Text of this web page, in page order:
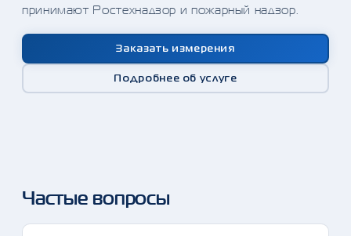
принимают Ростехнадзор и пожарный надзор.
Заказать измерения
Подробнее об услуге
Частые вопросы